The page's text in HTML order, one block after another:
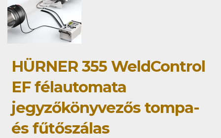
HÜRNER 355 WeldControl
EF félautomata
jegyzőkönyvezős tompa-
és fűtőszálas